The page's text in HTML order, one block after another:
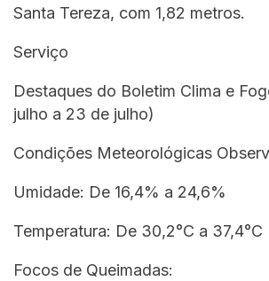
Santa Tereza, com 1,82 metros.
Serviço
Destaques do Boletim Clima e
julho a 23 de julho)
Condições Meteorológicas
Umidade: De 16,4% a 24,6%
Temperatura: De 30,2°C a 37,4°C
Focos de Queimadas: